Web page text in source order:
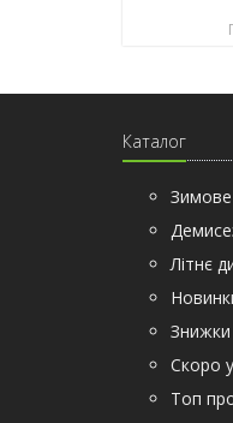
Каталог
Зимове
Літнє
Знижки
Скоро
Топ